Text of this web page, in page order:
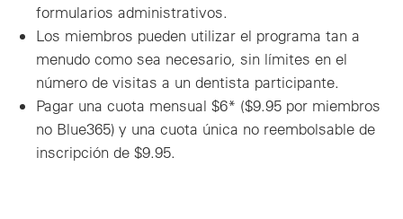
formularios administrativos.
Los miembros pueden utilizar el programa tan a
menudo como sea necesario, sin límites en el
número de visitas a un dentista participante.
Pagar una cuota mensual $6* ($9.95 por miembros
no Blue365) y una cuota única no reembolsable de
inscripción de $9.95.